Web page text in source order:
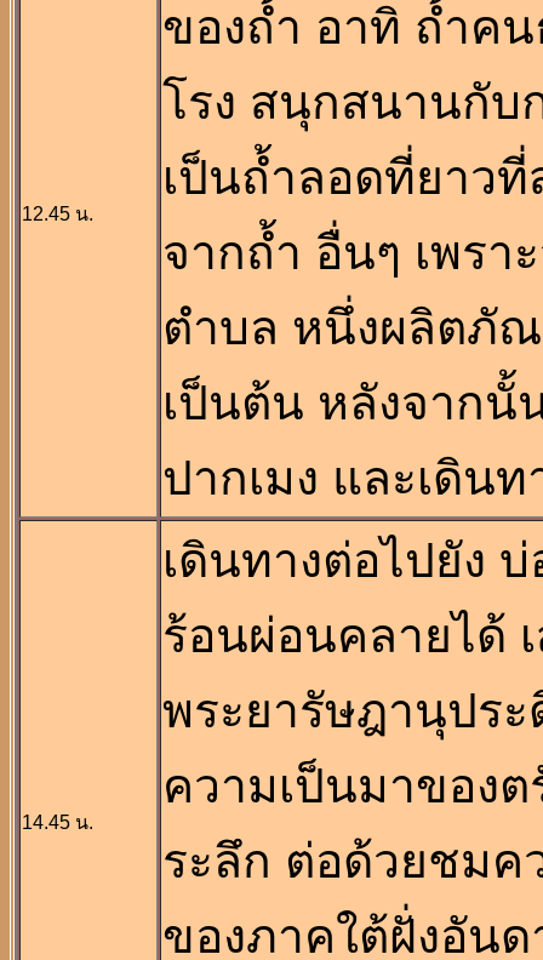
12.45 น.
ของถ้ำ อาทิ ถ้ำค
โรง สนุกสนานกับ
เป็นถ้ำลอดที่ยาวที่
จากถ้ำ อื่นๆ เพร
ตำบล หนึ่งผลิตภัณ
เป็นต้น หลังจากนั้
ปากเมง และเดิน
14.45 น.
เดินทางต่อไปยัง
ร้อนผ่อนคลายได้
พระยารัษฎานุปร
ความเป็นมาของต
ระลึก ต่อด้วยชมค
ของภาคใต้ฝั่งอัน